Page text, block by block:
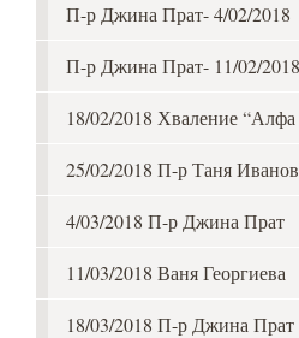
П-р Джина Прат- 4/02/2018
П-р Джина Прат- 11/02/2018
18/02/2018 Хваление
25/02/2018 П-р Таня
4/03/2018 П-р Джина Прат
11/03/2018 Ваня Георгиева
18/03/2018 П-р Джина Прат